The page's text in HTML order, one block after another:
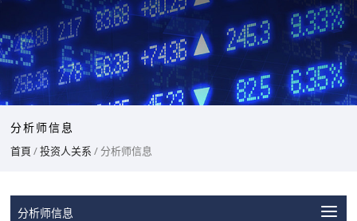
分析师信息
首頁 /投资人关系 / 分析师信息
分析师信息